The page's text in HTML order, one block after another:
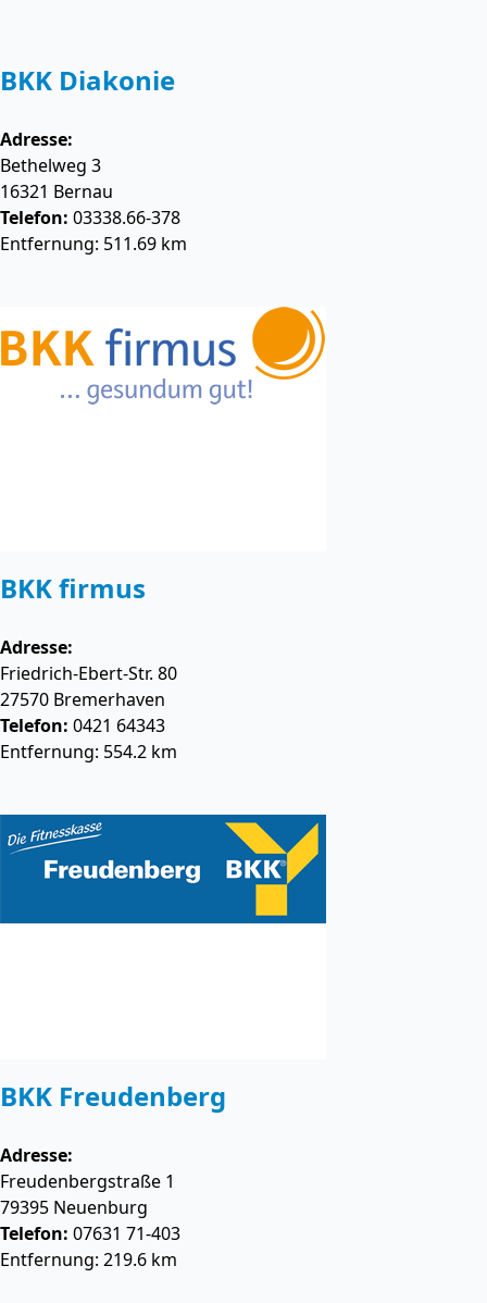
BKK Diakonie
Adresse:
Bethelweg 3
16321 Bernau
Telefon: 03338.66-378
Entfernung: 511.69 km
BKK firmus
Adresse:
Friedrich-Ebert-Str. 80
27570 Bremerhaven
Telefon: 0421 64343
Entfernung: 554.2 km
BKK Freudenberg
Adresse:
Freudenbergstraße 1
79395 Neuenburg
Telefon: 07631 71-403
Entfernung: 219.6 km